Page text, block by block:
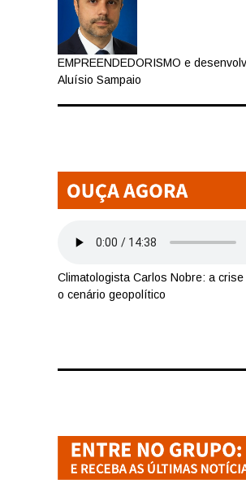
EMPREENDEDORISMO e
Aluísio Sampaio
Climatologista Carlos Nobre: a crise
o cenário geopolítico